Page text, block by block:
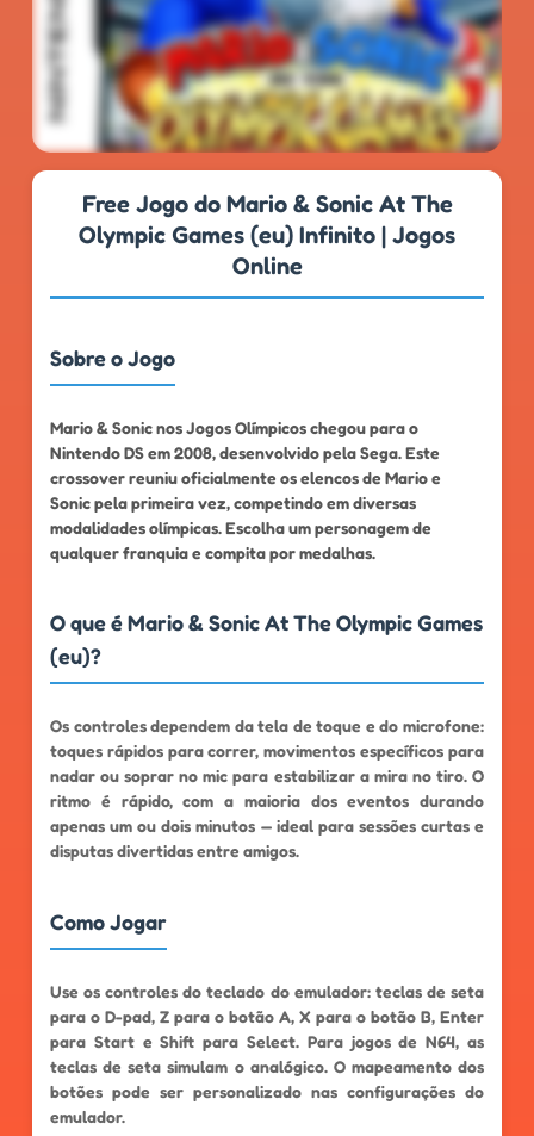
★★★★★ 4.7 999k+
Free Jogo do Mario & Sonic At The
Olympic Games (eu) Infinito | Jogos
Online
Sobre o Jogo
Mario & Sonic nos Jogos Olímpicos chegou para o
Nintendo DS em 2008, desenvolvido pela Sega. Este
crossover reuniu oficialmente os elencos de Mario e
Sonic pela primeira vez, competindo em diversas
modalidades olímpicas. Escolha um personagem de
qualquer franquia e compita por medalhas.
O que é Mario & Sonic At The Olympic Games
(eu)?
Os controles dependem da tela de toque e do microfone:
toques rápidos para correr, movimentos específicos para
nadar ou soprar no mic para estabilizar a mira no tiro. O
ritmo é rápido, com a maioria dos eventos durando
apenas um ou dois minutos — ideal para sessões curtas e
disputas divertidas entre amigos.
Como Jogar
Use os controles do teclado do emulador: teclas de seta
para o D-pad, Z para o botão A, X para o botão B, Enter
para Start e Shift para Select. Para jogos de N64, as
teclas de seta simulam o analógico. O mapeamento dos
botões pode ser personalizado nas configurações do
emulador.